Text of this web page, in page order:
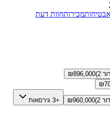
בטיחותמכירותחוות דעת
₪896,000
₪
₪960,000 +3 גירסאות